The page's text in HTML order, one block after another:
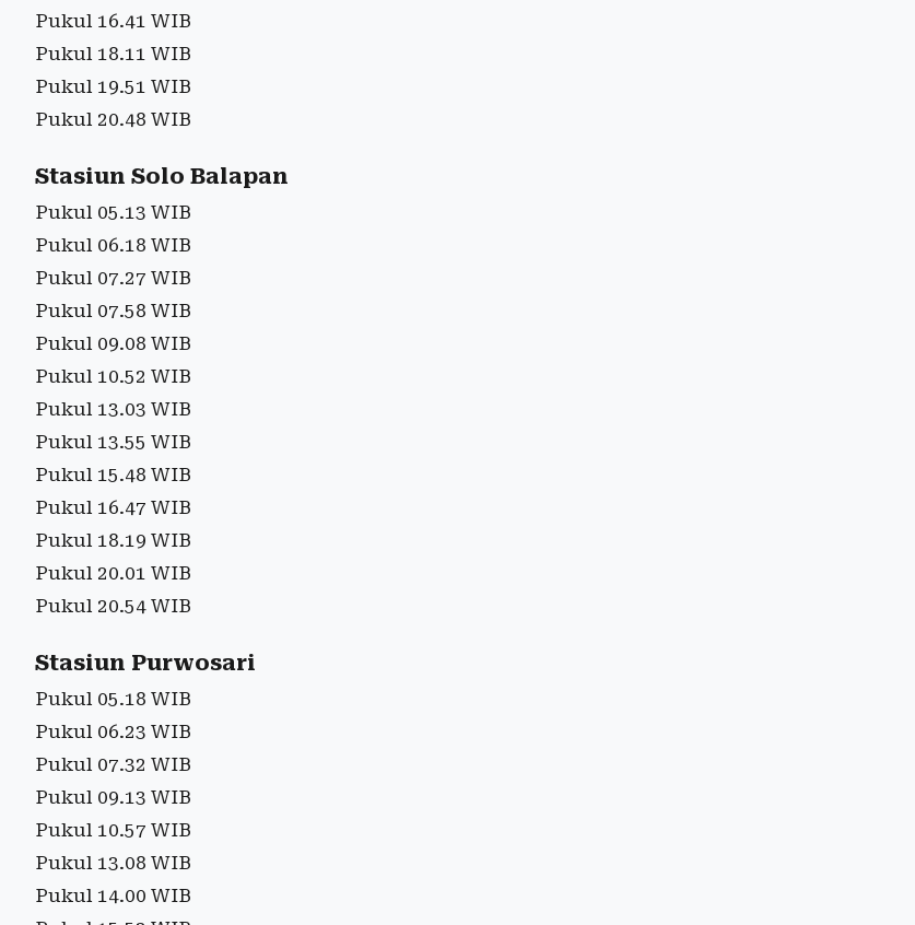
Pukul 16.41 WIB
Pukul 18.11 WIB
Pukul 19.51 WIB
Pukul 20.48 WIB
Stasiun Solo Balapan
Pukul 05.13 WIB
Pukul 06.18 WIB
Pukul 07.27 WIB
Pukul 07.58 WIB
Pukul 09.08 WIB
Pukul 10.52 WIB
Pukul 13.03 WIB
Pukul 13.55 WIB
Pukul 15.48 WIB
Pukul 16.47 WIB
Pukul 18.19 WIB
Pukul 20.01 WIB
Pukul 20.54 WIB
Stasiun Purwosari
Pukul 05.18 WIB
Pukul 06.23 WIB
Pukul 07.32 WIB
Pukul 09.13 WIB
Pukul 10.57 WIB
Pukul 13.08 WIB
Pukul 14.00 WIB